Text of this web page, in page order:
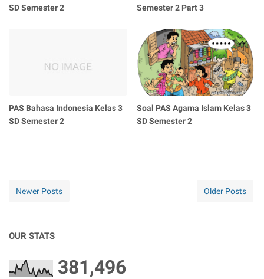
SD Semester 2
Semester 2 Part 3
PAS Bahasa Indonesia Kelas 3
SD Semester 2
Soal PAS Agama Islam Kelas 3
SD Semester 2
Newer Posts Older Posts
OUR STATS
381,496